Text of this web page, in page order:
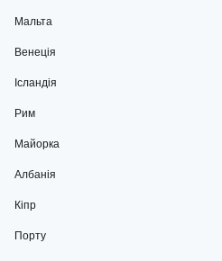
Мальта
Венеція
Ісландія
Рим
Майорка
Албанія
Кіпр
Порту